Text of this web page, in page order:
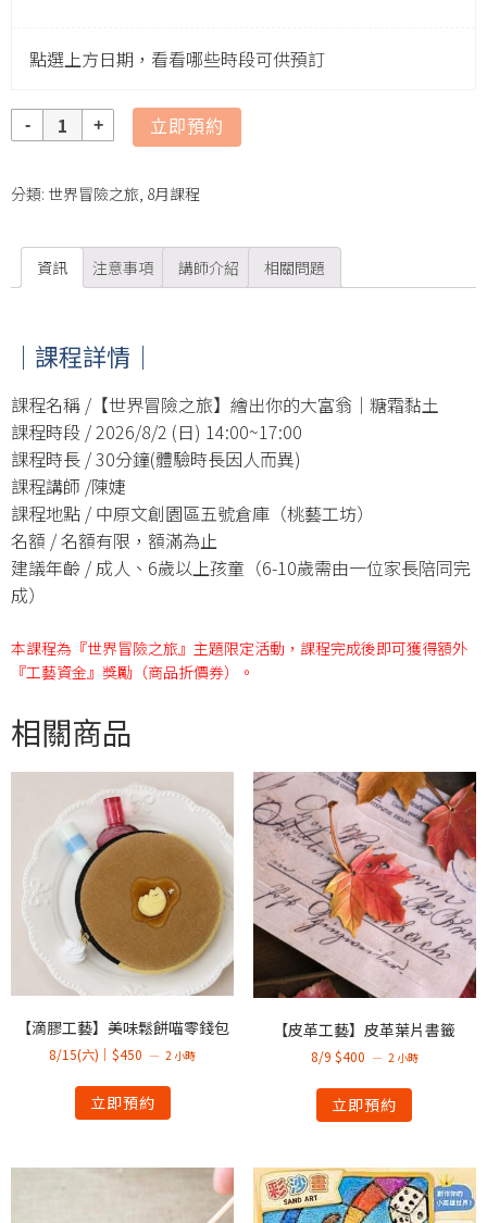
點選上方日期，看看哪些時段可供預訂
數
量
立即預約
分類: 世界冒險之旅 8月課程
資訊 注意事項 講師介紹 相關問題
｜課程詳情｜
課程名稱 /【世界冒險之旅】繪出你的大富翁｜糖霜黏土
課程時段 / 2026/8/2 (日) 14:00~17:00
課程時長 / 30分鐘(體驗時長因人而異)
課程講師 /陳婕
課程地點 / 中原文創園區五號倉庫（桃藝工坊）
名額 / 名額有限，額滿為止
建議年齡 / 成人、6歲以上孩童（6-10歲需由一位家長陪同完
成）
本課程為『世界冒險之旅』主題限定活動，課程完成後即可獲得額外
『工藝資金』獎勵（商品折價券）。
相關商品
【滴膠工藝】美味鬆餅喵零錢包
8/15(六)｜$450 2 小時
立即預約
【皮革工藝】皮革葉片書籤
8/9 $400 2 小時
立即預約